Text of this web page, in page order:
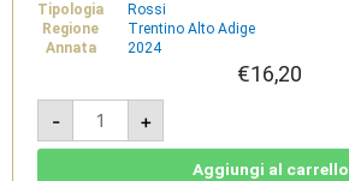
Tipologia
Rossi
Regione
Trentino Alto Adige
Annata
2024
€16,20
-
Cabernet
2024
-
Sudtirol
+
Aggiungi al carrello